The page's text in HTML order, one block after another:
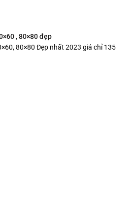
, 80×80 đẹp
80×80 Đẹp nhất 2023 giá chỉ 135